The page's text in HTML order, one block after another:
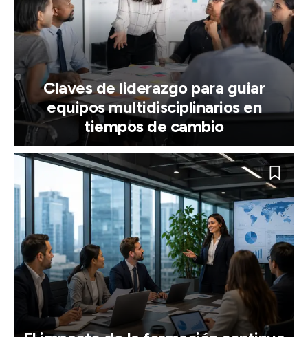
Claves de liderazgo para guiar
equipos multidisciplinarios en
tiempos de cambio